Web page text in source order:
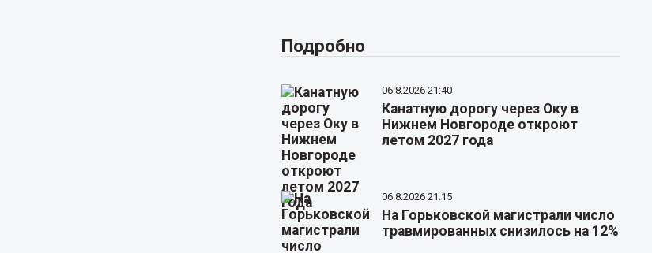
Подробно
06.8.2026 21:40
Канатную дорогу через Оку в
Нижнем Новгороде откроют
летом 2027 года
06.8.2026 21:15
На Горьковской магистрали число
травмированных снизилось на 12%